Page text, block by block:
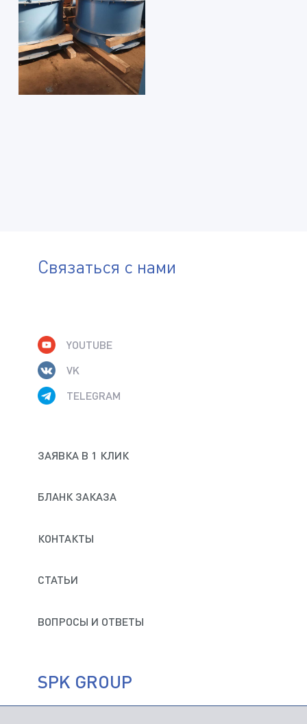
Связаться с нами
ЗАЯВКА В 1 КЛИК
БЛАНК ЗАКАЗА
КОНТАКТЫ
СТАТЬИ
ВОПРОСЫ И ОТВЕТЫ
YOUTUBE
VK
TELEGRAM
SPK GROUP